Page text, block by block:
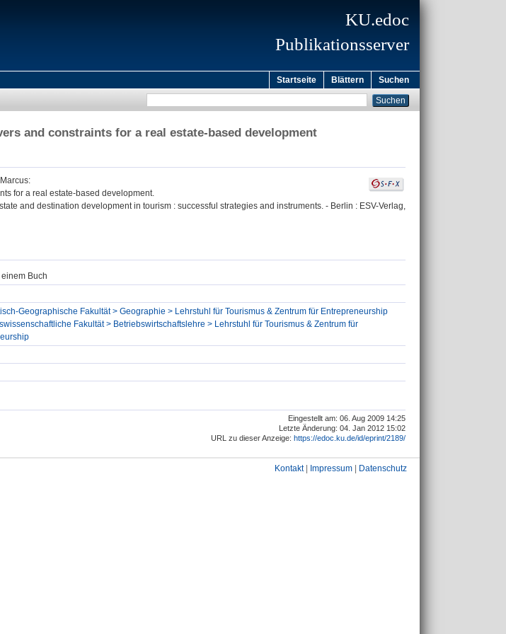
KU.edoc
Publikationsserver
Startseite Blättern Suchen
and constraints for a real estate-based development
:
for a real estate-based development.
and destination development in tourism : successful strategies and instruments. - Berlin : ESV-Verlag,
Buch
Geographische Fakultät > Geographie > Lehrstuhl für Tourismus & Zentrum für Entrepreneurship
Fakultät > Betriebswirtschaftslehre > Lehrstuhl für Tourismus & Zentrum für
Eingestellt am: 06. Aug 2009 14:25
Letzte Änderung: 04. Jan 2012 15:02
URL zu dieser Anzeige: https://edoc.ku.de/id/eprint/2189/
Kontakt| Impressum Datenschutz